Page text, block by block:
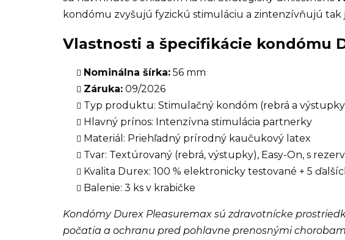
kondómu zvyšujú fyzickú stimuláciu a zintenzívňujú tak
Vlastnosti a špecifikácie kondómu
Nominálna šírka: 56 mm
Záruka: 09/2026
Typ produktu: Stimulačný kondóm (rebrá a
Hlavný prínos: Intenzívna stimulácia partnerky
Materiál: Priehľadný prírodný kaučukový latex
Tvar: Textúrovaný (rebrá, výstupky), Easy-On, s
Kvalita Durex: 100 % elektronicky testované + 5
Balenie: 3 ks v krabičke
Kondómy Durex Pleasuremax sú zdravotnícke
počatia a ochranu pred pohlavne prenosnými